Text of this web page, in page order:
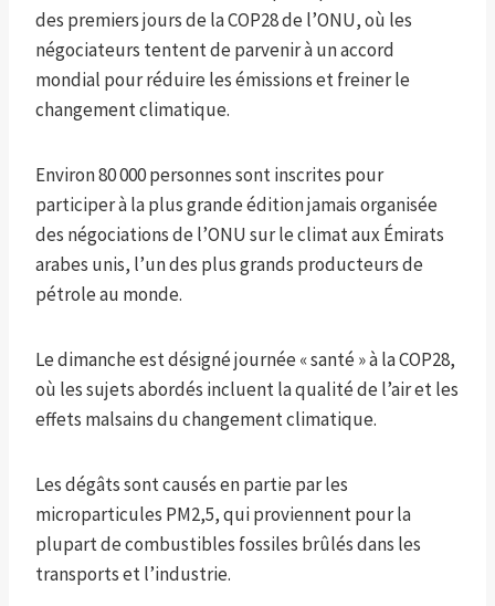
des premiers jours de la COP28 de l’ONU, où les
négociateurs tentent de parvenir à un accord
mondial pour réduire les émissions et freiner le
changement climatique.
Environ 80 000 personnes sont inscrites pour
participer à la plus grande édition jamais organisée
des négociations de l’ONU sur le climat aux Émirats
arabes unis, l’un des plus grands producteurs de
pétrole au monde.
Le dimanche est désigné journée « santé » à la COP28,
où les sujets abordés incluent la qualité de l’air et les
effets malsains du changement climatique.
Les dégâts sont causés en partie par les
microparticules PM2,5, qui proviennent pour la
plupart de combustibles fossiles brûlés dans les
transports et l’industrie.